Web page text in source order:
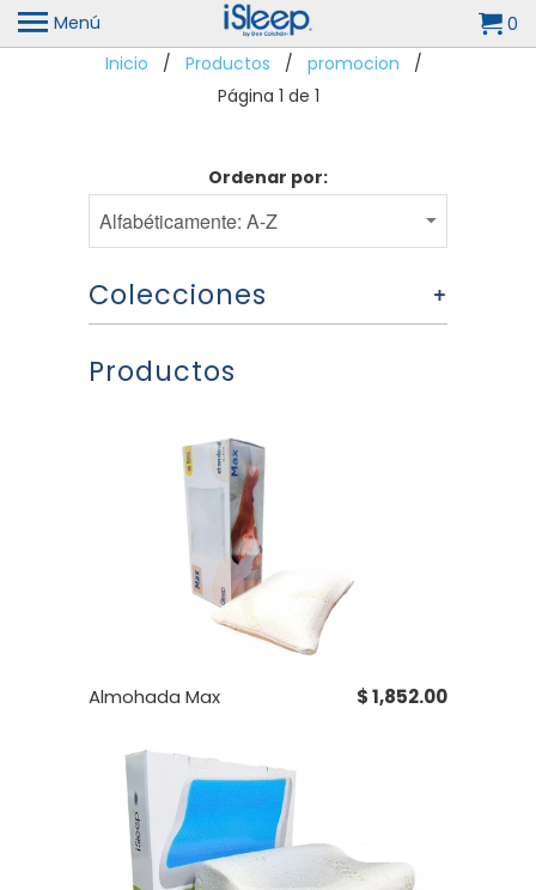
Menú
0
Inicio / Productos / promocion /
Página 1 de 1
Ordenar por:
+
Colecciones
Productos
Almohada Max $ 1,852.00